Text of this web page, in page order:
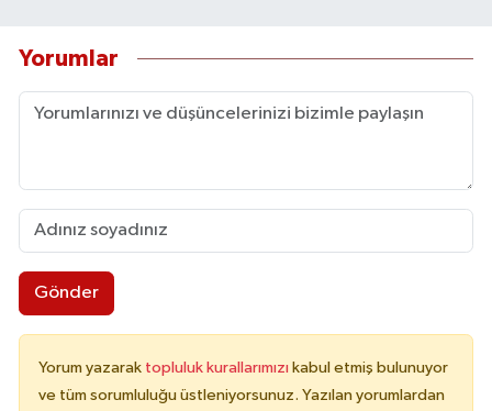
Yorumlar
Gönder
Yorum yazarak topluluk kurallarımızı kabul etmiş bulunuyor
ve tüm sorumluluğu üstleniyorsunuz. Yazılan yorumlardan